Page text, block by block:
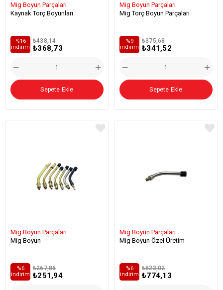
Mig Boyun Parçaları
Kaynak Torç Boyunları
₺368,73
₺438,14
%16
i̇ndirim
Sepete Ekle
Mig Boyun Parçaları
Mig Torç Boyun Parçaları
₺341,52
₺375,68
%9
i̇ndirim
Sepete Ekle
Mig Boyun Parçaları
Mig Boyun
₺251,94
₺267,86
%6
i̇ndirim
Mig Boyun Parçaları
Mig Boyun Özel Üretim
₺774,13
₺823,02
%6
i̇ndirim